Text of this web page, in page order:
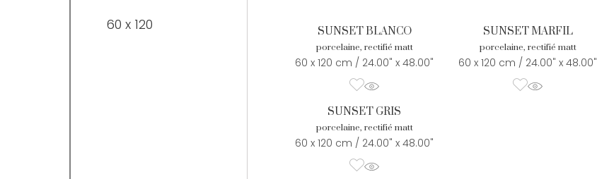
60 x 120 SUNSET BLANCO
porcelaine, rectifié matt
60 x 120 cm / 24.00" x 48.00"
SUNSET MARFIL
porcelaine, rectifié matt
60 x 120 cm / 24.00" x 48.00"
SUNSET GRIS
porcelaine, rectifié matt
60 x 120 cm / 24.00" x 48.00"